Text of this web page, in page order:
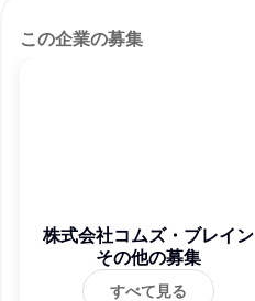
この企業の募集
株式会社コムズ・ブレイン
その他の募集
すべて見る